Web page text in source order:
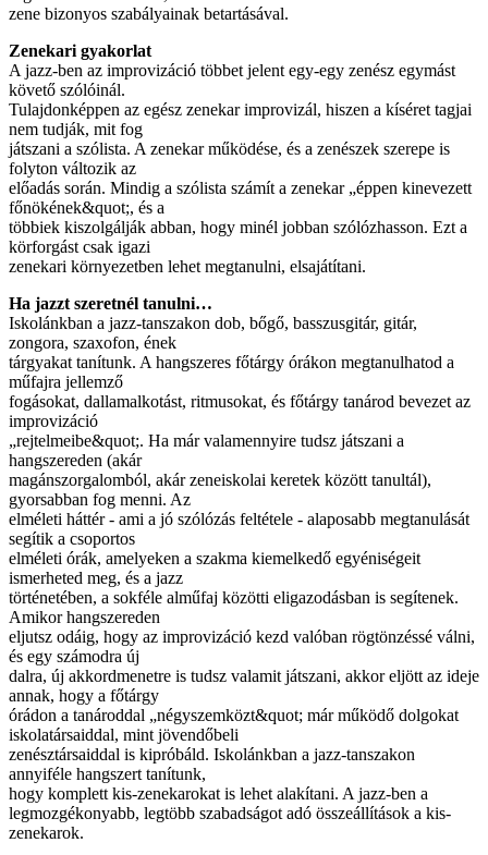
zene bizonyos szabályainak betartásával.
Zenekari gyakorlat
A jazz-ben az improvizáció többet jelent egy-egy zenész egymást
követő szólóinál.
Tulajdonképpen az egész zenekar improvizál, hiszen a kíséret tagjai
nem tudják, mit fog
játszani a szólista. A zenekar működése, és a zenészek szerepe is
folyton változik az
előadás során. Mindig a szólista számít a zenekar „éppen kinevezett
főnökének&quot;, és a
többiek kiszolgálják abban, hogy minél jobban szólózhasson. Ezt a
körforgást csak igazi
zenekari környezetben lehet megtanulni, elsajátítani.
Ha jazzt szeretnél tanulni…
Iskolánkban a jazz-tanszakon dob, bőgő, basszusgitár, gitár,
zongora, szaxofon, ének
tárgyakat tanítunk. A hangszeres főtárgy órákon megtanulhatod a
műfajra jellemző
fogásokat, dallamalkotást, ritmusokat, és főtárgy tanárod bevezet az
improvizáció
„rejtelmeibe&quot;. Ha már valamennyire tudsz játszani a
hangszereden (akár
magánszorgalomból, akár zeneiskolai keretek között tanultál),
gyorsabban fog menni. Az
elméleti háttér - ami a jó szólózás feltétele - alaposabb megtanulását
segítik a csoportos
elméleti órák, amelyeken a szakma kiemelkedő egyéniségeit
ismerheted meg, és a jazz
történetében, a sokféle alműfaj közötti eligazodásban is segítenek.
Amikor hangszereden
eljutsz odáig, hogy az improvizáció kezd valóban rögtönzéssé válni,
és egy számodra új
dalra, új akkordmenetre is tudsz valamit játszani, akkor eljött az ideje
annak, hogy a főtárgy
órádon a tanároddal „négyszemközt&quot; már működő dolgokat
iskolatársaiddal, mint jövendőbeli
zenésztársaiddal is kipróbáld. Iskolánkban a jazz-tanszakon
annyiféle hangszert tanítunk,
hogy komplett kis-zenekarokat is lehet alakítani. A jazz-ben a
legmozgékonyabb, legtöbb szabadságot adó összeállítások a kis-
zenekarok.